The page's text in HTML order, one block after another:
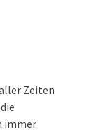
Zeiten
immer